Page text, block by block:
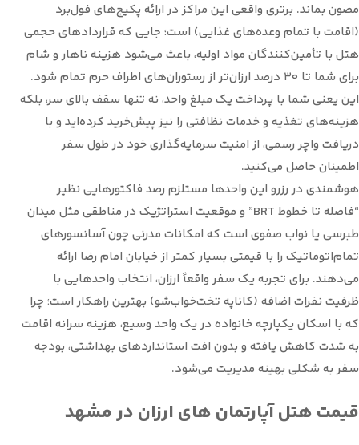
مصون بماند. برتری واقعی این مراکز در ارائه پکیج‌های فول‌برد
(اقامت با تمام وعده‌های غذایی) است؛ جایی که قراردادهای حجمی
هتل با تأمین‌کنندگان مواد اولیه، باعث می‌شود هزینه ناهار و شام
برای شما تا ۳۰ درصد ارزان‌تر از رستوران‌های اطراف حرم تمام شود.
این یعنی شما با پرداخت یک مبلغ واحد، نه تنها سقف بالای سر، بلکه
هزینه‌های تغذیه و خدمات نظافتی را نیز پیش‌خرید کرده‌اید و با
دریافت واچر رسمی، از امنیت سرمایه‌گذاری خود در طول سفر
اطمینان حاصل می‌کنید.
هوشمندی در رزرو این واحدها مستلزم رصد فاکتورهایی نظیر
“فاصله تا خطوط BRT” و موقعیت استراتژیک در مناطقی مثل میدان
طبرسی یا نواب صفوی است که امکانات مدرنی چون آسانسورهای
تمام‌اتوماتیک را با قیمتی بسیار کمتر از خیابان امام رضا ارائه
می‌دهند. برای تجربه یک سفر واقعاً ارزان، انتخاب واحدهایی با
ظرفیت نفرات اضافه (کاناپه تخت‌خواب‌شو) بهترین راهکار است؛ چرا
که با اسکان یکپارچه خانواده در یک واحد وسیع، هزینه سرانه اقامت
به شدت کاهش یافته و بدون افت استانداردهای بهداشتی، بودجه
سفر به شکلی بهینه مدیریت می‌شود.
قیمت هتل آپارتمان های ارزان در مشهد